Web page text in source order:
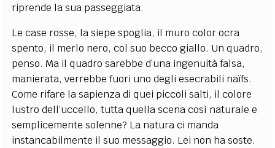
riprende la sua passeggiata.
Le case rosse, la siepe spoglia, il muro color ocra
spento, il merlo nero, col suo becco giallo. Un quadro,
penso. Ma il quadro sarebbe d’una ingenuità falsa,
manierata, verrebbe fuori uno degli esecrabili naïfs.
Come rifare la sapienza di quei piccoli salti, il colore
lustro dell’uccello, tutta quella scena così naturale e
semplicemente solenne? La natura ci manda
instancabilmente il suo messaggio. Lei non ha soste.